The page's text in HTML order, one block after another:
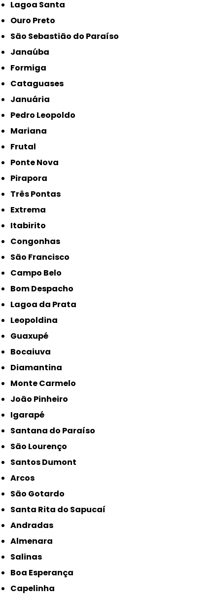
Lagoa Santa
Ouro Preto
São Sebastião do Paraíso
Janaúba
Formiga
Cataguases
Januária
Pedro Leopoldo
Mariana
Frutal
Ponte Nova
Pirapora
Três Pontas
Extrema
Itabirito
Congonhas
São Francisco
Campo Belo
Bom Despacho
Lagoa da Prata
Leopoldina
Guaxupé
Bocaiuva
Diamantina
Monte Carmelo
João Pinheiro
Igarapé
Santana do Paraíso
São Lourenço
Santos Dumont
Arcos
São Gotardo
Santa Rita do Sapucaí
Andradas
Almenara
Salinas
Boa Esperança
Capelinha